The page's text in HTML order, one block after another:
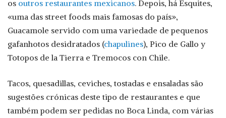
os outros restaurantes mexicanos. Depois, há Esquites,
«uma das street foods mais famosas do país»,
Guacamole servido com uma variedade de pequenos
gafanhotos desidratados (chapulines), Pico de Gallo y
Totopos de la Tierra e Tremocos con Chile.
Tacos, quesadillas, ceviches, tostadas e ensaladas são
sugestões crónicas deste tipo de restaurantes e que
também podem ser pedidas no Boca Linda, com várias